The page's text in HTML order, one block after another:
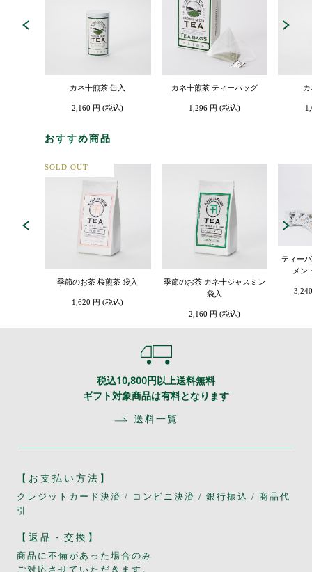
カネ十煎茶 缶入
2,160 円 (税込)
カネ十煎茶 ティーバッグ
1,296 円 (税込)
おすすめ商品
季節のお茶 桜煎茶 袋入
1,620 円 (税込)
SOLD OUT
季節のお茶 カネ十ジャスミン
袋入
2,160 円 (税込)
ティー
メン
税込10,800円以上送料無料
ギフト対象商品は有料となります
送料一覧
【お支払い方法】
クレジットカード決済 / コンビニ決済 / 銀行振込 / 商品代
引
【返品・交換】
商品に不備があった場合のみ
ご対応させていただきます。